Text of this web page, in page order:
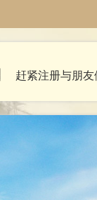
赶紧注册与朋友